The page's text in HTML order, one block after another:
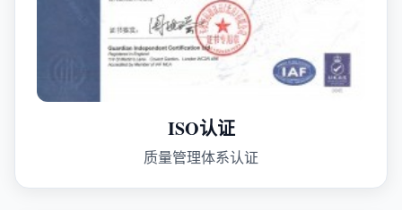
ISO认证
质量管理体系认证